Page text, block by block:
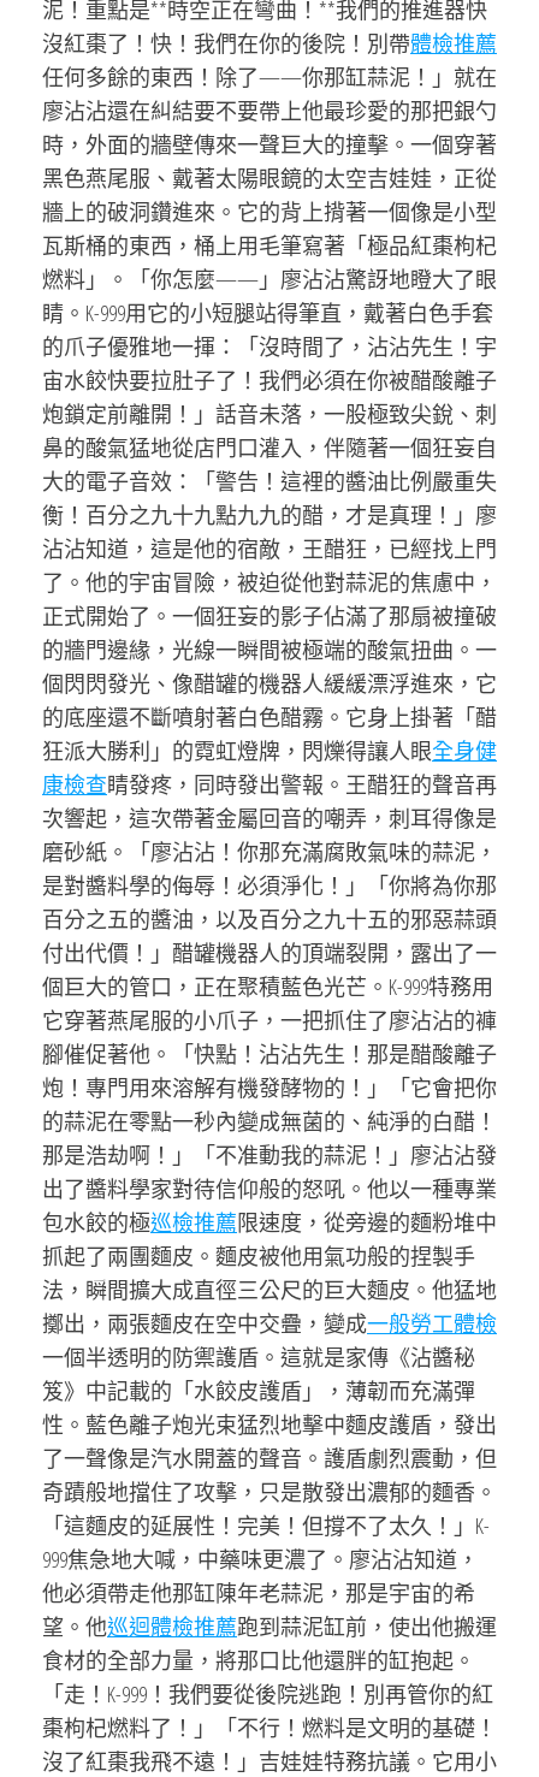
泥！重點是**時空正在彎曲！**我們的推進器快
沒紅棗了！快！我們在你的後院！別帶體檢推薦
任何多餘的東西！除了——你那缸蒜泥！」就在
廖沾沾還在糾結要不要帶上他最珍愛的那把銀勺
時，外面的牆壁傳來一聲巨大的撞擊。一個穿著
黑色燕尾服、戴著太陽眼鏡的太空吉娃娃，正從
牆上的破洞鑽進來。它的背上揹著一個像是小型
瓦斯桶的東西，桶上用毛筆寫著「極品紅棗枸杞
燃料」。「你怎麼——」廖沾沾驚訝地瞪大了眼
睛。K-999用它的小短腿站得筆直，戴著白色手套
的爪子優雅地一揮：「沒時間了，沾沾先生！宇
宙水餃快要拉肚子了！我們必須在你被醋酸離子
炮鎖定前離開！」話音未落，一股極致尖銳、刺
鼻的酸氣猛地從店門口灌入，伴隨著一個狂妄自
大的電子音效：「警告！這裡的醬油比例嚴重失
衡！百分之九十九點九九的醋，才是真理！」廖
沾沾知道，這是他的宿敵，王醋狂，已經找上門
了。他的宇宙冒險，被迫從他對蒜泥的焦慮中，
正式開始了。一個狂妄的影子佔滿了那扇被撞破
的牆門邊緣，光線一瞬間被極端的酸氣扭曲。一
個閃閃發光、像醋罐的機器人緩緩漂浮進來，它
的底座還不斷噴射著白色醋霧。它身上掛著「醋
狂派大勝利」的霓虹燈牌，閃爍得讓人眼全身健
康檢查睛發疼，同時發出警報。王醋狂的聲音再
次響起，這次帶著金屬回音的嘲弄，刺耳得像是
磨砂紙。「廖沾沾！你那充滿腐敗氣味的蒜泥，
是對醬料學的侮辱！必須淨化！」「你將為你那
百分之五的醬油，以及百分之九十五的邪惡蒜頭
付出代價！」醋罐機器人的頂端裂開，露出了一
個巨大的管口，正在聚積藍色光芒。K-999特務用
它穿著燕尾服的小爪子，一把抓住了廖沾沾的褲
腳催促著他。「快點！沾沾先生！那是醋酸離子
炮！專門用來溶解有機發酵物的！」「它會把你
的蒜泥在零點一秒內變成無菌的、純淨的白醋！
那是浩劫啊！」「不准動我的蒜泥！」廖沾沾發
出了醬料學家對待信仰般的怒吼。他以一種專業
包水餃的極巡檢推薦限速度，從旁邊的麵粉堆中
抓起了兩團麵皮。麵皮被他用氣功般的捏製手
法，瞬間擴大成直徑三公尺的巨大麵皮。他猛地
擲出，兩張麵皮在空中交疊，變成一般勞工體檢
一個半透明的防禦護盾。這就是家傳《沾醬秘
笈》中記載的「水餃皮護盾」，薄韌而充滿彈
性。藍色離子炮光束猛烈地擊中麵皮護盾，發出
了一聲像是汽水開蓋的聲音。護盾劇烈震動，但
奇蹟般地擋住了攻擊，只是散發出濃郁的麵香。
「這麵皮的延展性！完美！但撐不了太久！」K-
999焦急地大喊，中藥味更濃了。廖沾沾知道，
他必須帶走他那缸陳年老蒜泥，那是宇宙的希
望。他巡迴體檢推薦跑到蒜泥缸前，使出他搬運
食材的全部力量，將那口比他還胖的缸抱起。
「走！K-999！我們要從後院逃跑！別再管你的紅
棗枸杞燃料了！」「不行！燃料是文明的基礎！
沒了紅棗我飛不遠！」吉娃娃特務抗議。它用小